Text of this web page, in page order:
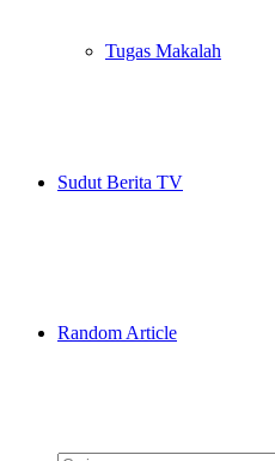
Tugas Makalah
Sudut Berita TV
Random Article